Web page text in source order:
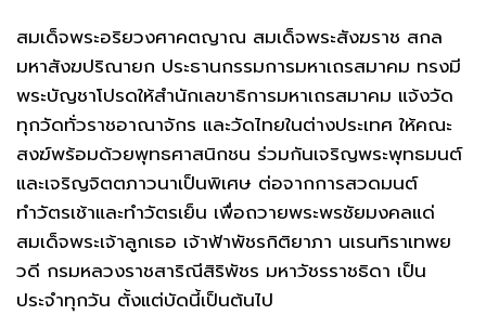
สมเด็จพระอริยวงศาคตญาณ สมเด็จพระสังฆราช สกล
มหาสังฆปริณายก ประธานกรรมการมหาเถรสมาคม ทรงมี
พระบัญชาโปรดให้สำนักเลขาธิการมหาเถรสมาคม แจ้งวัด
ทุกวัดทั่วราชอาณาจักร และวัดไทยในต่างประเทศ ให้คณะ
สงฆ์พร้อมด้วยพุทธศาสนิกชน ร่วมกันเจริญพระพุทธมนต์
และเจริญจิตตภาวนาเป็นพิเศษ ต่อจากการสวดมนต์
ทำวัตรเช้าและทำวัตรเย็น เพื่อถวายพระพรชัยมงคลแด่
สมเด็จพระเจ้าลูกเธอ เจ้าฟ้าพัชรกิติยาภา นเรนทิราเทพย
วดี กรมหลวงราชสาริณีสิริพัชร มหาวัชรราชธิดา เป็น
ประจำทุกวัน ตั้งแต่บัดนี้เป็นต้นไป